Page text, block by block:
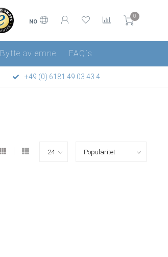
NO
0
Bytte av emne FAQ´s
+49 (0) 6181 49 03 43 4